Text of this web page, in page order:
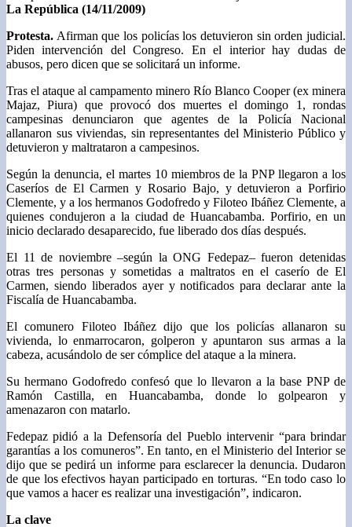
La República (14/11/2009)
Protesta. Afirman que los policías los detuvieron sin orden judicial.
Piden intervención del Congreso. En el interior hay dudas de
abusos, pero dicen que se solicitará un informe.
Tras el ataque al campamento minero Río Blanco Cooper (ex minera
Majaz, Piura) que provocó dos muertes el domingo 1, rondas
campesinas denunciaron que agentes de la Policía Nacional
allanaron sus viviendas, sin representantes del Ministerio Público y
detuvieron y maltrataron a campesinos.
Según la denuncia, el martes 10 miembros de la PNP llegaron a los
Caseríos de El Carmen y Rosario Bajo, y detuvieron a Porfirio
Clemente, y a los hermanos Godofredo y Filoteo Ibáñez Clemente, a
quienes condujeron a la ciudad de Huancabamba. Porfirio, en un
inicio declarado desaparecido, fue liberado dos días después.
El 11 de noviembre –según la ONG Fedepaz– fueron detenidas
otras tres personas y sometidas a maltratos en el caserío de El
Carmen, siendo liberados ayer y notificados para declarar ante la
Fiscalía de Huancabamba.
El comunero Filoteo Ibáñez dijo que los policías allanaron su
vivienda, lo enmarrocaron, golperon y apuntaron sus armas a la
cabeza, acusándolo de ser cómplice del ataque a la minera.
Su hermano Godofredo confesó que lo llevaron a la base PNP de
Ramón Castilla, en Huancabamba, donde lo golpearon y
amenazaron con matarlo.
Fedepaz pidió a la Defensoría del Pueblo intervenir “para brindar
garantías a los comuneros”. En tanto, en el Ministerio del Interior se
dijo que se pedirá un informe para esclarecer la denuncia. Dudaron
de que los efectivos hayan participado en torturas. “En todo caso lo
que vamos a hacer es realizar una investigación”, indicaron.
La clave